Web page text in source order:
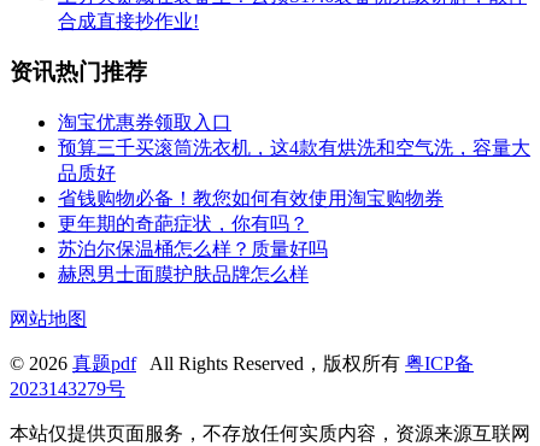
合成直接抄作业!
资讯热门推荐
淘宝优惠券领取入口
预算三千买滚筒洗衣机，这4款有烘洗和空气洗，容量大
品质好
省钱购物必备！教您如何有效使用淘宝购物券
更年期的奇葩症状，你有吗？
苏泊尔保温桶怎么样？质量好吗
赫恩男士面膜护肤品牌怎么样
网站地图
© 2026 真题pdfAll Rights Reserved，版权所有 粤ICP备
2023143279号
本站仅提供页面服务，不存放任何实质内容，资源来源互联网